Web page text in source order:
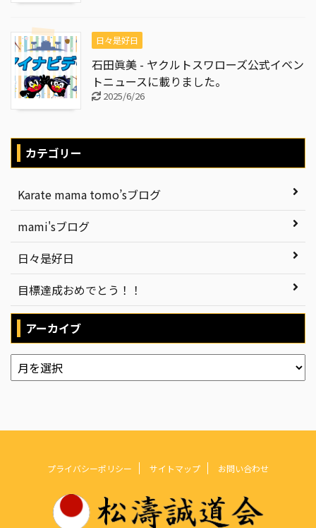
日々是好日
石田眞美 - ヤクルトスワローズ公式イベン
トニュースに載りました。
2025/6/26
カテゴリー
Karate mama tomo’sブログ
mami'sブログ
日々是好日
目標達成おめでとう！！
アーカイブ
プライバシーポリシー サイトマップ お問い合わせ